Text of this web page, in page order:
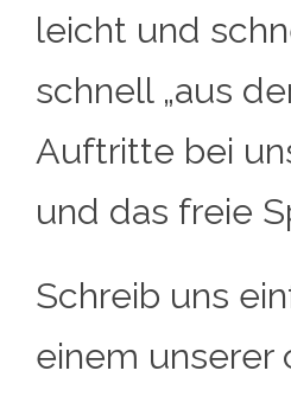
leicht und
schnell „aus
Auftritte bei
und das freie
Schreib uns
einem unserer